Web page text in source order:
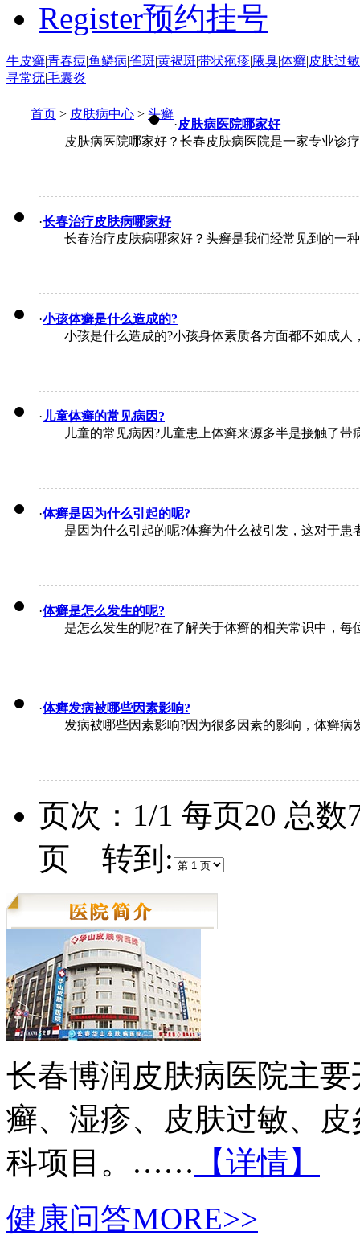
Register预约挂号
牛皮癣|青春痘|鱼鳞病|雀斑|黄褐斑|带状疱疹|腋臭|体癣|皮肤过敏
寻常疣|毛囊炎
首页 > 皮肤病中心 > 头癣
·皮肤病医院哪家好
皮肤病医院哪家好？长春皮肤病医院是一家专业诊
·长春治疗皮肤病哪家好
长春治疗皮肤病哪家好？头癣是我们经常见到的一
·小孩体癣是什么造成的?
小孩是什么造成的?小孩身体素质各方面都不如成
· 儿童体癣的常见病因?
儿童的常见病因?儿童患上体癣来源多半是接触了
·体癣是因为什么引起的呢?
是因为什么引起的呢?体癣为什么被引发，这对于
·体癣是怎么发生的呢?
是怎么发生的呢?在了解关于体癣的相关常识中，
·体癣发病被哪些因素影响?
发病被哪些因素影响?因为很多因素的影响，体癣
页次：1/1 每页20 总
页 转到:
长春博润皮肤病医院主
癣、湿疹、皮肤过敏、
科项目。…… 【详情】
健康问答MORE>>